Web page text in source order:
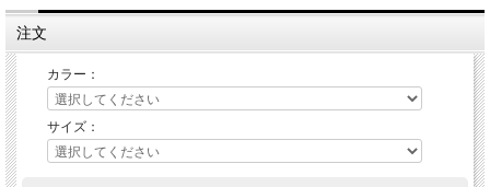
注文
カラー：
サイズ：